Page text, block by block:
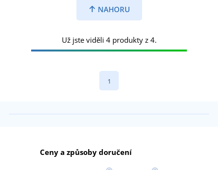
NAHORU
Už jste viděli 4 produkty z 4.
1
Ceny a způsoby doručení